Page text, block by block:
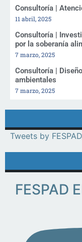
Consultoría |
11 abril, 2025
Consultoría |
por la soberanía
7 marzo, 2025
Consultoría |
ambientales
7 marzo, 2025
Tweets by
FESPAD